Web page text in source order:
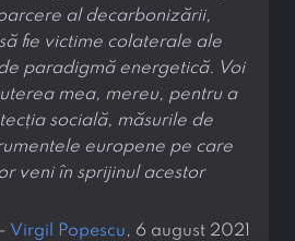
al decarbonizării,
fie victime colaterale ale
paradigmă energetică. Voi
mea, mereu, pentru a
socială, măsurile de
europene pe care
veni în sprijinul acestor
Virgil Popescu, 6 august 2021